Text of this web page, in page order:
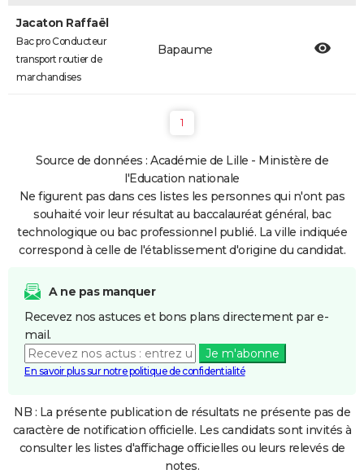
Jacaton Raffaël
Bac pro Conducteur
transport routier de
marchandises
Bapaume
1
Source de données : Académie de Lille - Ministère de
l'Education nationale
Ne figurent pas dans ces listes les personnes qui n'ont pas
souhaité voir leur résultat au baccalauréat général, bac
technologique ou bac professionnel publié. La ville indiquée
correspond à celle de l'établissement d'origine du candidat.
A ne pas manquer
Recevez nos astuces et bons plans directement par e-
mail.
Je m'abonne
En savoir plus sur notre politique de confidentialité
NB : La présente publication de résultats ne présente pas de
caractère de notification officielle. Les candidats sont invités à
consulter les listes d'affichage officielles ou leurs relevés de
notes.